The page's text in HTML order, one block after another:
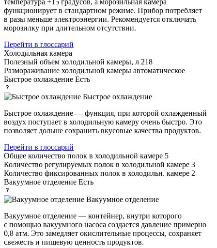
функционирует в стандартном режиме. Прибор потребляет
в разы меньше электроэнергии. Рекомендуется отключать
морозилку при длительном отсутствии.
Перейти в глоссарий
Холодильная камера
Полезный объем холодильной камеры, л 218
Размораживание холодильной камеры автоматическое
Быстрое охлаждение Есть
Быстрое охлаждение
Быстрое охлаждение — функция, при которой охлажденный
воздух поступает в холодильную камеру очень быстро. Это
позволяет дольше сохранить вкусовые качества продуктов.
Перейти в глоссарий
Общее количество полок в холодильной камере 5
Количество регулируемых полок в холодильной камере 3
Количество фиксированных полок в холодильн. камере 2
Вакуумное отделение Есть
Вакуумное отделение
Вакуумное отделение — контейнер, внутри которого
с помощью вакуумного насоса создается давление примерно
0,8 атм. Это замедляет окислительные процессы, сохраняет
свежесть и пищевую ценность продуктов.